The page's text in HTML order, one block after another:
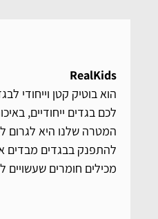
RealKids
הוא בוטיק קטן וייחודי
לכם בגדים ייחודיים,
המטרה שלנו היא לגרום
להתפנק בבגדים מבדים
מכילים חומרים שעשויים